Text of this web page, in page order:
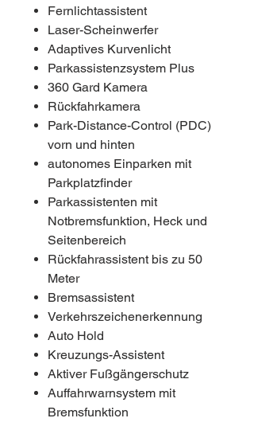
Fernlichtassistent
Laser-Scheinwerfer
Adaptives Kurvenlicht
Parkassistenzsystem Plus
360 Gard Kamera
Rückfahrkamera
Park-Distance-Control (PDC)
vorn und hinten
autonomes Einparken mit
Parkplatzfinder
Parkassistenten mit
Notbremsfunktion, Heck­ und
Seitenbereich
Rückfahrassistent bis zu 50
Meter
Bremsassistent
Verkehrszeichenerkennung
Auto Hold
Kreuzungs-Assistent
Aktiver Fußgängerschutz
Auffahrwarnsystem mit
Bremsfunktion